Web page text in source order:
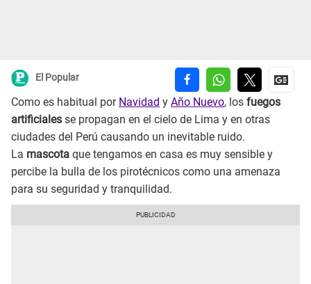
El Popular
Como es habitual por Navidad y Año Nuevo, los fuegos
artificiales se propagan en el cielo de Lima y en otras
ciudades del Perú causando un inevitable ruido.
La mascota que tengamos en casa es muy sensible y
percibe la bulla de los pirotécnicos como una amenaza
para su seguridad y tranquilidad.